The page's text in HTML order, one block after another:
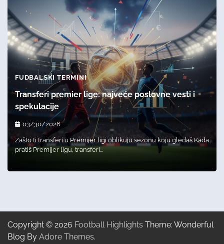
FUDBALSKI TERMINI
Transferi premier lige: najveće poslovne vesti i
spekulacije
03/30/2026
Zašto ti transferi u Premijer ligi oblikuju sezonu koju gledaš Kada
pratiš Premijer ligu, transferi…
Copyright © 2026 Football Highlights Theme: Wonderful
Blog By Adore Themes.